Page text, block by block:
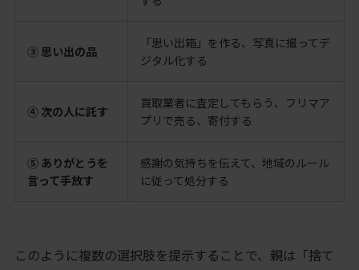
③ 思い出の品
「思い出箱」を作る、写真に撮ってデ
ジタル化する
④ 次の人に託す
買取業者に査定してもらう、フリマア
プリで売る、寄付する
⑤ ありがとうを
言って手放す
感謝の気持ちを伝えて、地域のルール
に従って処分する
このように複数の選択肢を提示することで、親は「捨て